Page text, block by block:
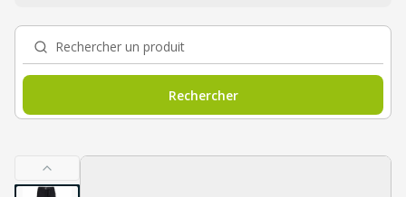
Rechercher un produit
Rechercher